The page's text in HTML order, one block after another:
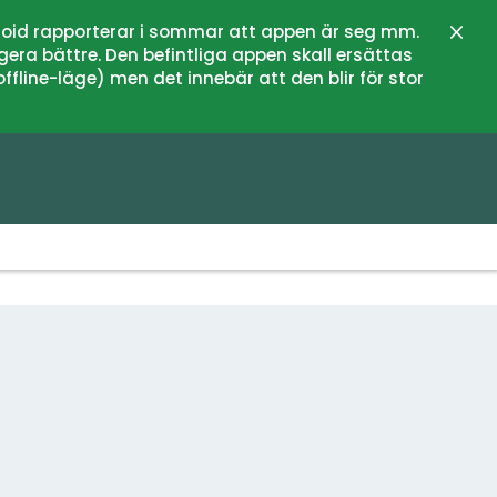
rapporterar i sommar att appen är seg mm.
bättre. Den befintliga appen skall ersättas
läge) men det innebär att den blir för stor